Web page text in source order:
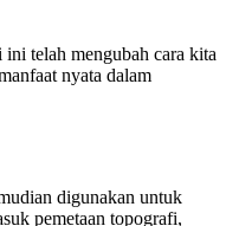
telah mengubah cara kita
nyata dalam
digunakan untuk
pemetaan topografi,